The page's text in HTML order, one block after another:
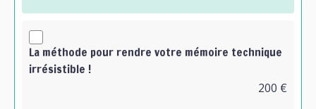
La méthode pour rendre votre mémoire technique
irrésistible !
200 €